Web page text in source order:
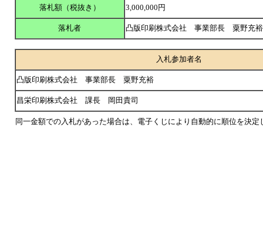
落札額（税抜き） 3,000,000円
落札者 凸版印刷株式会社 事業部長 粟野充
入札参加者名
凸版印刷株式会社 事業部長 粟野充裕
昌栄印刷株式会社 課長 岡田貴司
同一金額での入札があった場合は、電子くじにより自動的に順位を決定